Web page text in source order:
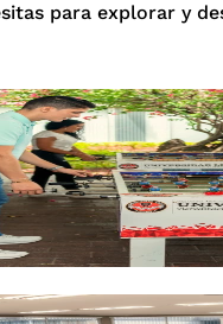
para explorar y